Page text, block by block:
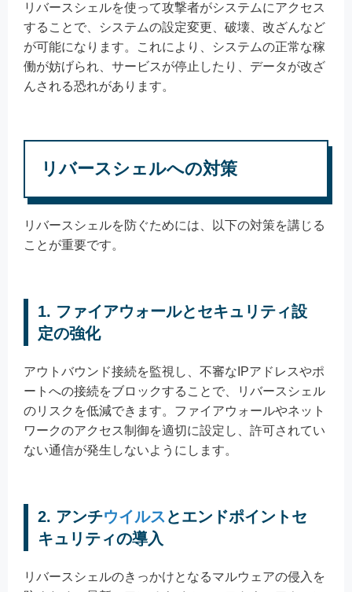
リバースシェルを使って攻撃者がシステムにアクセス
することで、システムの設定変更、破壊、改ざんなど
が可能になります。これにより、システムの正常な稼
働が妨げられ、サービスが停止したり、データが改ざ
んされる恐れがあります。
リバースシェルへの対策
リバースシェルを防ぐためには、以下の対策を講じる
ことが重要です。
1. ファイアウォールとセキュリティ設
定の強化
アウトバウンド接続を監視し、不審なIPアドレスやポ
ートへの接続をブロックすることで、リバースシェル
のリスクを低減できます。ファイアウォールやネット
ワークのアクセス制御を適切に設定し、許可されてい
ない通信が発生しないようにします。
2. アンチウイルス とエンドポイントセ
キュリティの導入
リバースシェルのきっかけとなるマルウェアの侵入を